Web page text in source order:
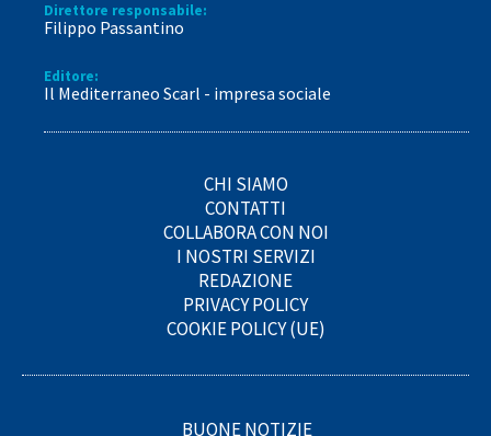
Direttore responsabile:
Filippo Passantino
Editore:
Il Mediterraneo Scarl - impresa sociale
CHI SIAMO
CONTATTI
COLLABORA CON NOI
I NOSTRI SERVIZI
REDAZIONE
PRIVACY POLICY
COOKIE POLICY (UE)
BUONE NOTIZIE